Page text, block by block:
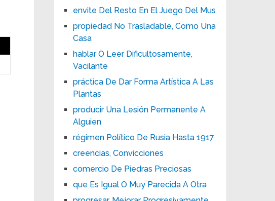
envite Del Resto En El Juego Del Mus
propiedad No Trasladable, Como Una
Casa
hablar O Leer Dificultosamente,
Vacilante
práctica De Dar Forma Artística A Las
Plantas
producir Una Lesión Permanente A
Alguien
régimen Político De Rusia Hasta 1917
creencias, Convicciones
comercio De Piedras Preciosas
que Es Igual O Muy Parecida A Otra